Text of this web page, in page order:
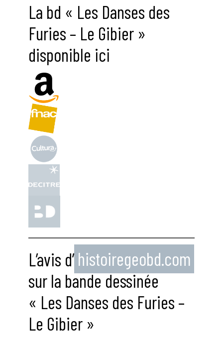
La bd « Les Danses des
Furies – Le Gibier »
disponible ici
L’avis d’ histoiregeobd.com
sur la bande dessinée
« Les Danses des Furies –
Le Gibier »